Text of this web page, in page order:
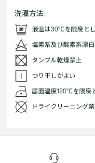
洗濯方法:
液温は30℃を限度と
塩素系及び酸素系漂
タンブル乾燥禁止
つり干しがよい
底面温度120℃を限度
ドライクリーニング